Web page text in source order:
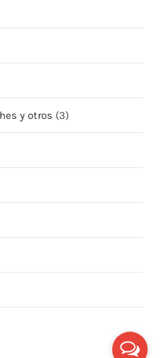
y otros (3)
| Todos los derechos